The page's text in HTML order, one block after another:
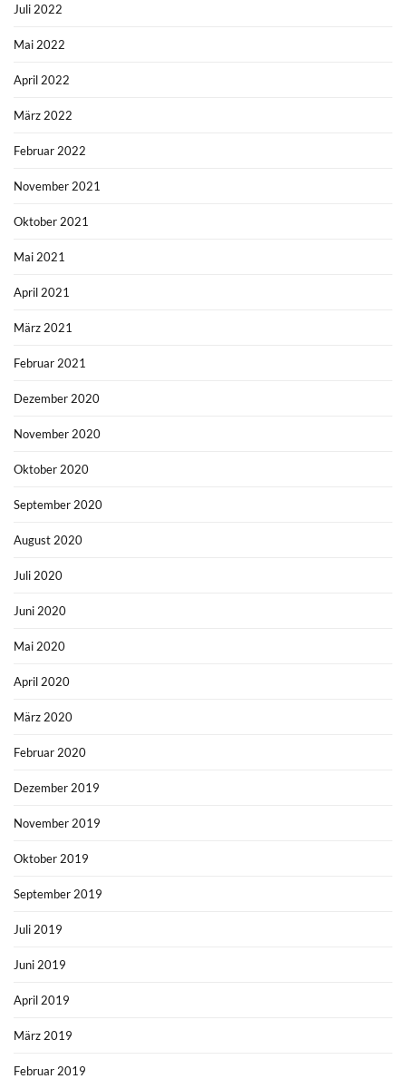
Juli 2022
Mai 2022
April 2022
März 2022
Februar 2022
November 2021
Oktober 2021
Mai 2021
April 2021
März 2021
Februar 2021
Dezember 2020
November 2020
Oktober 2020
September 2020
August 2020
Juli 2020
Juni 2020
Mai 2020
April 2020
März 2020
Februar 2020
Dezember 2019
November 2019
Oktober 2019
September 2019
Juli 2019
Juni 2019
April 2019
März 2019
Februar 2019